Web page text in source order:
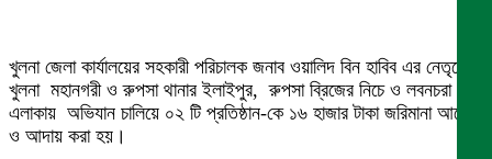
খুলনা জেলা কার্যালয়ের সহকারী পরিচালক জনাব ওয়ালিদ বিন হাবিব এর নেতৃত্বে
খুলনা মহানগরী ও রুপসা থানার ইলাইপুর, রুপসা ব্রিজের নিচে ও লবনচরা
এলাকায় অভিযান চালিয়ে ০২ টি প্রতিষ্ঠান-কে ১৬ হাজার টাকা জরিমানা আরোপ
ও আদায় করা হয়।